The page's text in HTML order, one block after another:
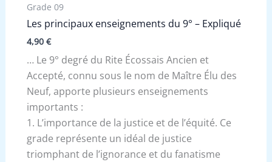
Grade 09
Les principaux enseignements du 9° – Expliqué
4,90 €
… Le 9° degré du Rite Écossais Ancien et
Accepté, connu sous le nom de Maître Élu des
Neuf, apporte plusieurs enseignements
importants :
1. L’importance de la justice et de l’équité. Ce
grade représente un idéal de justice
triomphant de l’ignorance et du fanatisme